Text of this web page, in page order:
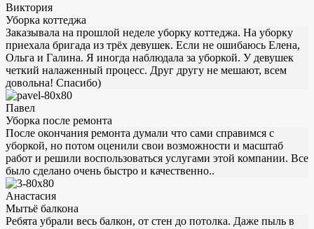
Виктория
Уборка коттеджа
Заказывала на прошлой неделе уборку коттеджа. На уборку
приехала бригада из трёх девушек. Если не ошибаюсь Елена,
Ольга и Галина. Я иногда наблюдала за уборкой. У девушек
четкий налаженный процесс. Друг другу не мешают, всем
довольна! Спасибо)
Павел
Уборка после ремонта
После окончания ремонта думали что сами справимся с
уборкой, но потом оценили свои возможности и масштаб
работ и решили воспользоваться услугами этой компании. Все
было сделано очень быстро и качественно..
Анастасия
Мытьё балкона
Ребята убрали весь балкон, от стен до потолка. Даже пыль в